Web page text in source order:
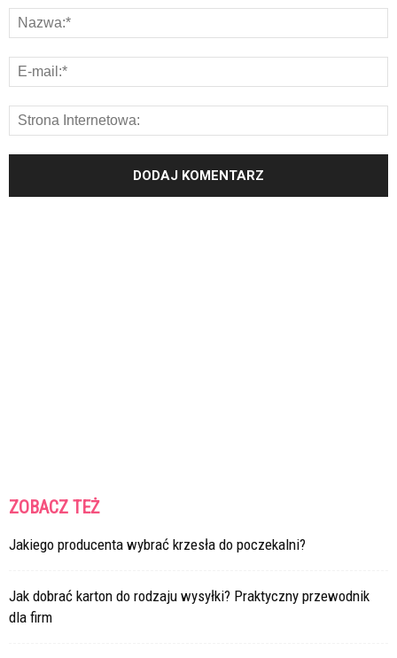
ZOBACZ TEŻ
Jakiego producenta wybrać krzesła do poczekalni?
Jak dobrać karton do rodzaju wysyłki? Praktyczny przewodnik
dla firm